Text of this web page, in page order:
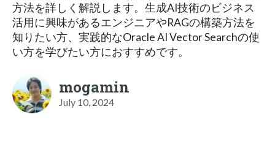
方法を詳しく解説します。生成AI技術のビジネス
活用に興味があるエンジニアやRAGの構築方法を
知りたい方、実践的なOracle AI Vector Searchの使
い方を学びたい方におすすめです。
mogamin
July 10, 2024